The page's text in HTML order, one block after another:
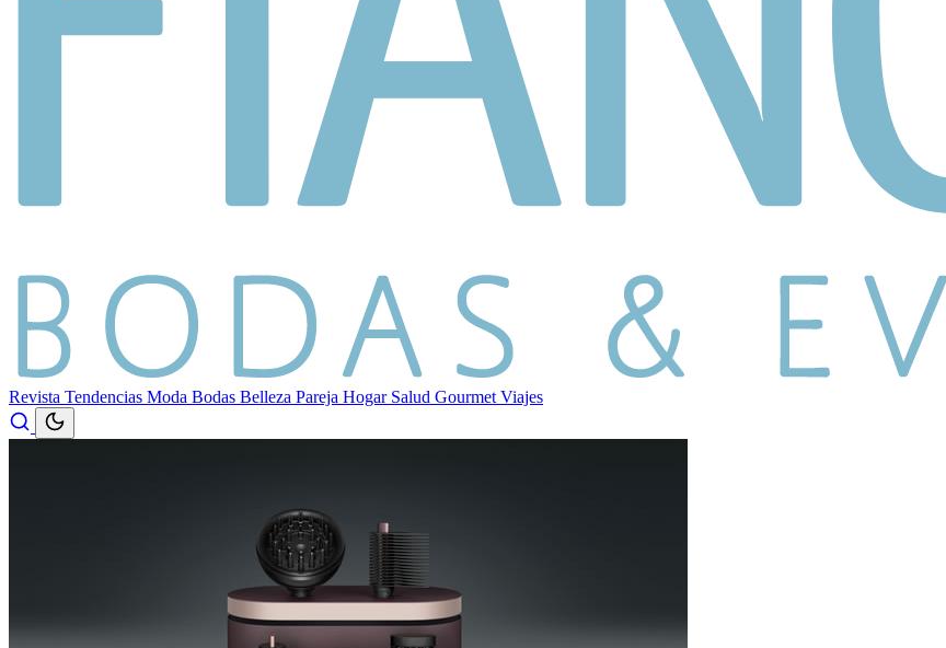
Revista Tendencias Moda Bodas Belleza Pareja Hogar Salud Gourmet Viajes